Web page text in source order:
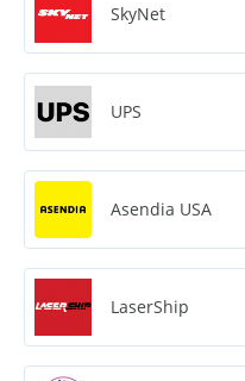
SkyNet
UPS
Asendia USA
LaserShip